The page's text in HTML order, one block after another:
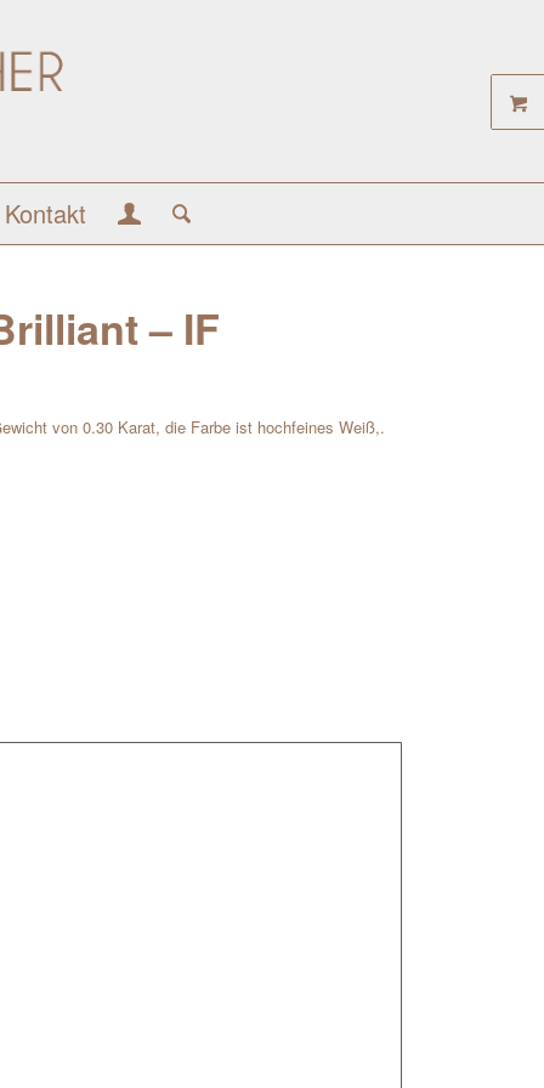
Kontakt
– IF
von 0.30 Karat, die Farbe ist hochfeines Weiß,.